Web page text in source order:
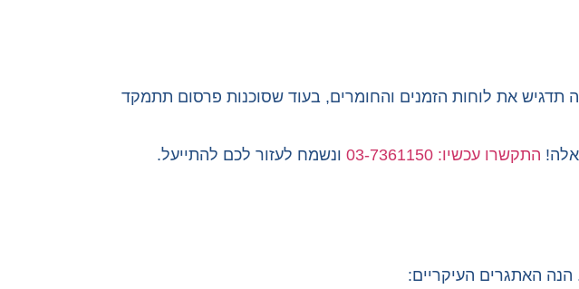
את לוחות הזמנים והחומרים, בעוד שסוכנות פרסום תתמקד
התקשרו עכשיו: 03-7361150 ונשמח לעזור לכם להתייעל.
האתגרים העיקריים: